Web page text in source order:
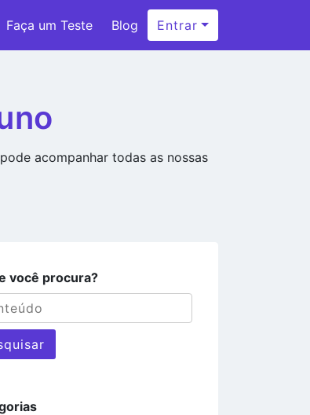
Faça um Teste Blog Entrar
acompanhar todas as nossas
você procura?